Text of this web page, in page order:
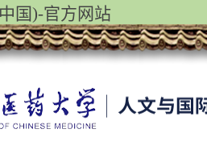
国)-官方网站